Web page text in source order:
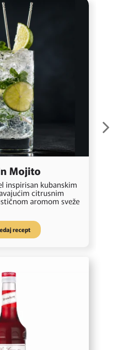
Mojito
inspirisan kubanskim
citrusnim
aromom sveže
recept